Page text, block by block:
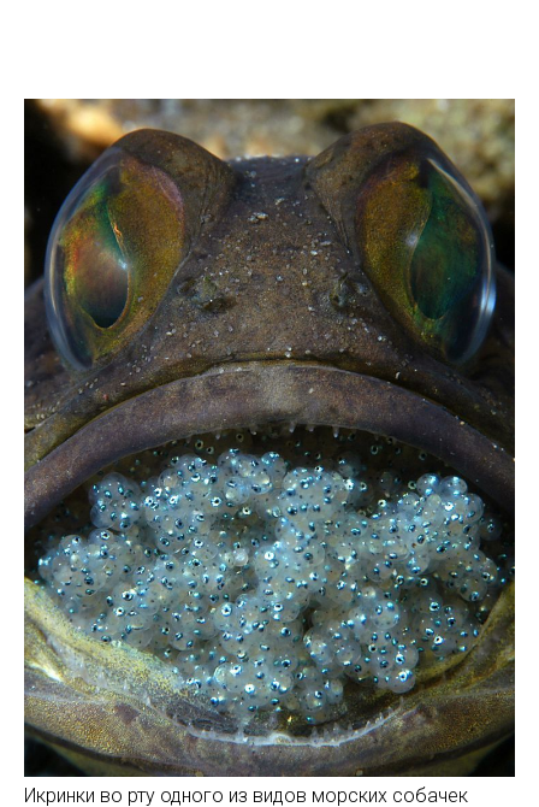
Икринки во рту одного из видов морских собачек